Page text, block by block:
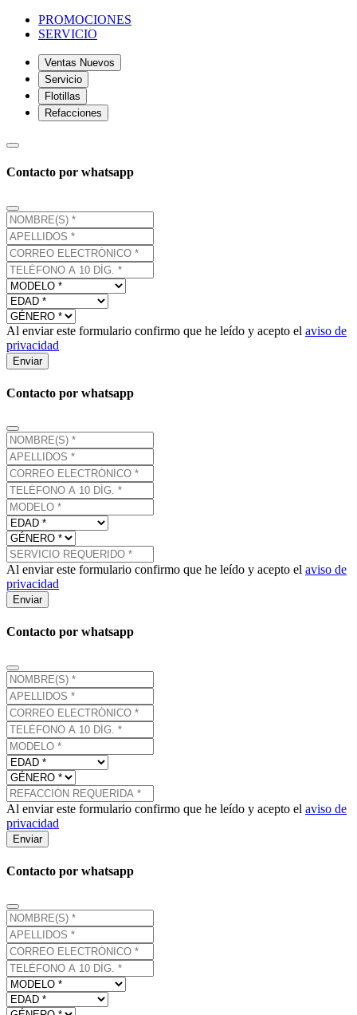
PROMOCIONES
SERVICIO
Ventas Nuevos
Servicio
Flotillas
Refacciones
Contacto por whatsapp
Al enviar este formulario confirmo que he leído y acepto el aviso de
privacidad
Enviar
Contacto por whatsapp
Al enviar este formulario confirmo que he leído y acepto el aviso de
privacidad
Enviar
Contacto por whatsapp
Al enviar este formulario confirmo que he leído y acepto el aviso de
privacidad
Enviar
Contacto por whatsapp